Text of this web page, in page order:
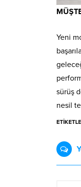
Yeni
sürüş
nesil